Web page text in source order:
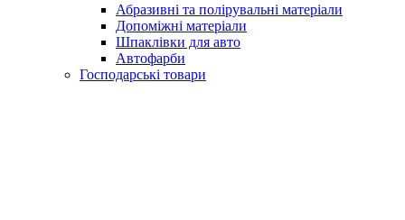
Абразивні та полірувальні матеріали
Допоміжні матеріали
Шпаклівки для авто
Автофарби
Господарські товари